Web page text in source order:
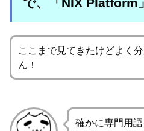
で、「NIX Platform
ここまで見てきたけどよく
ん！
確かに専門用